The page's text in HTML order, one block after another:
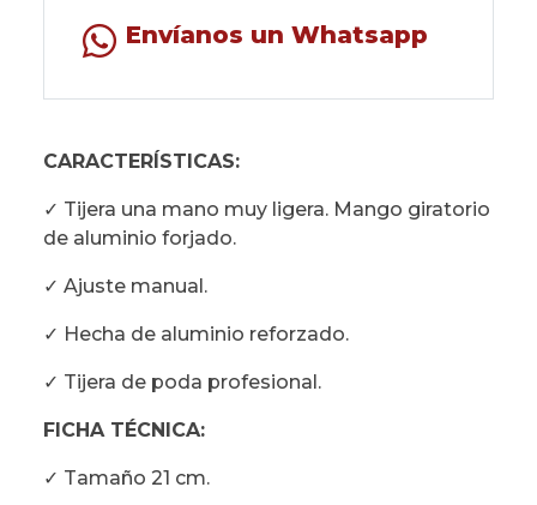
Envíanos un Whatsapp
CARACTERÍSTICAS:
✓ Tijera una mano muy ligera. Mango giratorio
de aluminio forjado.
✓ Ajuste manual.
✓ Hecha de aluminio reforzado.
✓ Tijera de poda profesional.
FICHA TÉCNICA:
✓ Tamaño 21 cm.